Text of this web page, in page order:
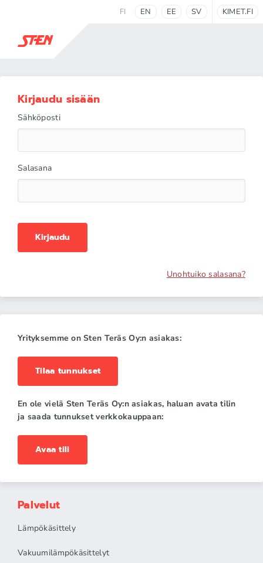
FI EN EE SV KIMET.FI
Kirjaudu sisään
Sähköposti
Salasana
Kirjaudu
Unohtuiko salasana?
Yrityksemme on Sten Teräs Oy:n asiakas:
Tilaa tunnukset
En ole vielä Sten Teräs Oy:n asiakas, haluan avata tilin
ja saada tunnukset verkkokauppaan:
Avaa tili
Palvelut
Lämpökäsittely
Vakuumilämpökäsittelyt